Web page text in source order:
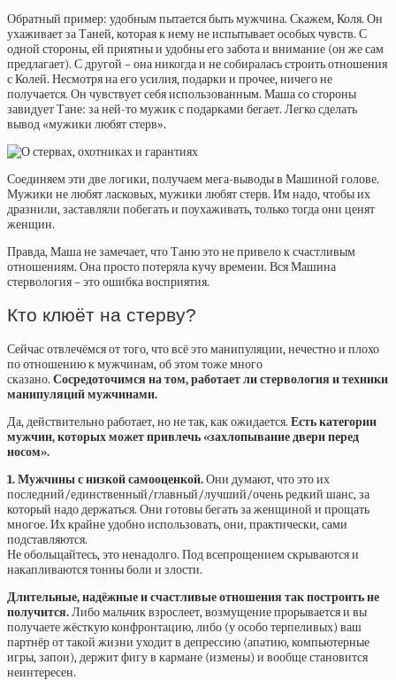
Обратный пример: удобным пытается быть мужчина. Скажем, Коля. Он
ухаживает за Таней, которая к нему не испытывает особых чувств. С
одной стороны, ей приятны и удобны его забота и внимание (он же сам
предлагает). С другой – она никогда и не собиралась строить отношения
с Колей. Несмотря на его усилия, подарки и прочее, ничего не
получается. Он чувствует себя использованным. Маша со стороны
завидует Тане: за ней-то мужик с подарками бегает. Легко сделать
вывод «мужики любят стерв».
Соединяем эти две логики, получаем мега-выводы в Машиной голове.
Мужики не любят ласковых, мужики любят стерв. Им надо, чтобы их
дразнили, заставляли побегать и поухаживать, только тогда они ценят
женщин.
Правда, Маша не замечает, что Таню это не привело к счастливым
отношениям. Она просто потеряла кучу времени. Вся Машина
стервология – это ошибка восприятия.
Кто клюёт на стерву?
Сейчас отвлечёмся от того, что всё это манипуляции, нечестно и плохо
по отношению к мужчинам, об этом тоже много
сказано. Сосредоточимся на том, работает ли стервология и техники
манипуляций мужчинами.
Да, действительно работает, но не так, как ожидается. Есть категории
мужчин, которых может привлечь «захлопывание двери перед
носом».
1. Мужчины с низкой самооценкой.Они думают, что это их
последний/единственный/главный/лучший/очень редкий шанс, за
который надо держаться. Они готовы бегать за женщиной и прощать
многое. Их крайне удобно использовать, они, практически, сами
подставляются.
Не обольщайтесь, это ненадолго. Под всепрощением скрываются и
накапливаются тонны боли и злости.
Длительные, надёжные и счастливые отношения так построить не
получится.Либо мальчик взрослеет, возмущение прорывается и вы
получаете жёсткую конфронтацию, либо (у особо терпеливых) ваш
партнёр от такой жизни уходит в депрессию (апатию, компьютерные
игры, запои), держит фигу в кармане (измены) и вообще становится
неинтересен.